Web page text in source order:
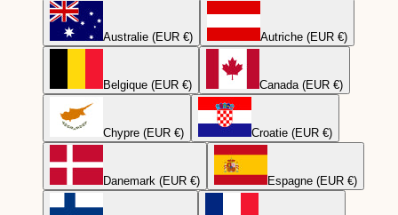
Australie (EUR €) Autriche (EUR €)
Belgique (EUR €) Canada (EUR €)
Chypre (EUR €) Croatie (EUR €)
Danemark (EUR €) Espagne (EUR €)